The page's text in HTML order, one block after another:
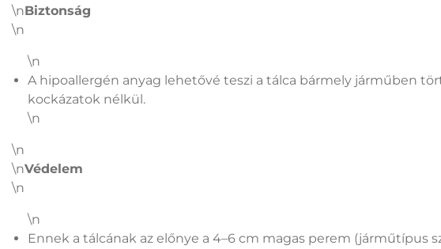
\nBiztonság
\n
\n
A hipoallergén anyag lehetővé teszi a tálca bármely járműben
kockázatok nélkül.
\n
\n
\nVédelem
\n
\n
Ennek a tálcának az előnye a 4–6 cm magas perem (járműtípus